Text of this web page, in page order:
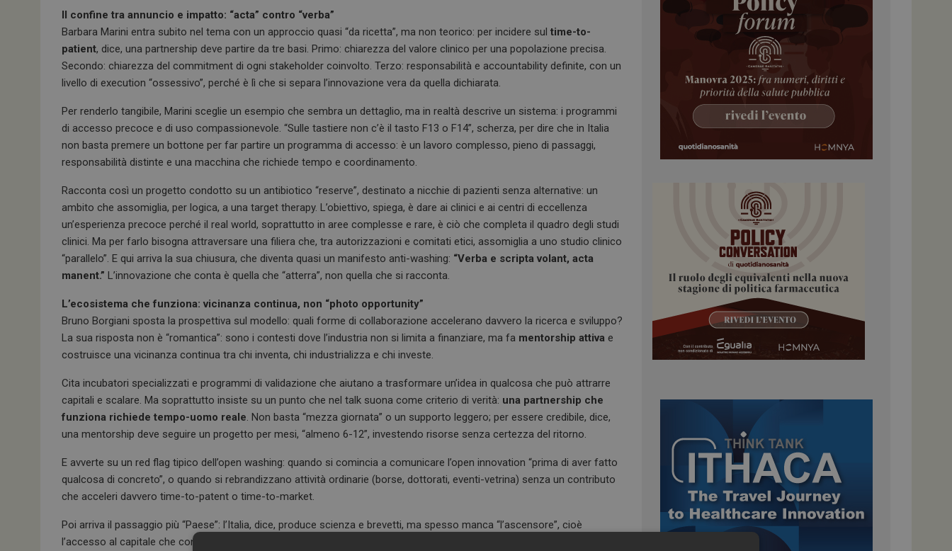
Il confine tra annuncio e impatto: “acta” contro “verba”
Barbara Marini entra subito nel tema con un approccio quasi “da ricetta”, ma non teorico: per incidere sul time-to-
patient, dice, una partnership deve partire da tre basi. Primo: chiarezza del valore clinico per una popolazione precisa.
Secondo: chiarezza del commitment di ogni stakeholder coinvolto. Terzo: responsabilità e accountability definite, con un
livello di execution “ossessivo”, perché è lì che si separa l’innovazione vera da quella dichiarata.
Per renderlo tangibile, Marini sceglie un esempio che sembra un dettaglio, ma in realtà descrive un sistema: i programmi
di accesso precoce e di uso compassionevole. “Sulle tastiere non c’è il tasto F13 o F14”, scherza, per dire che in Italia
non basta premere un bottone per far partire un programma di accesso: è un lavoro complesso, pieno di passaggi,
responsabilità distinte e una macchina che richiede tempo e coordinamento.
Racconta così un progetto condotto su un antibiotico “reserve”, destinato a nicchie di pazienti senza alternative: un
ambito che assomiglia, per logica, a una target therapy. L’obiettivo, spiega, è dare ai clinici e ai centri di eccellenza
un’esperienza precoce perché il real world, soprattutto in aree complesse e rare, è ciò che completa il quadro degli studi
clinici. Ma per farlo bisogna attraversare una filiera che, tra autorizzazioni e comitati etici, assomiglia a uno studio clinico
“parallelo”. E qui arriva la sua chiusura, che diventa quasi un manifesto anti-washing: “Verba e scripta volant, acta
manent.” L’innovazione che conta è quella che “atterra”, non quella che si racconta.
L’ecosistema che funziona: vicinanza continua, non “photo opportunity”
Bruno Borgiani sposta la prospettiva sul modello: quali forme di collaborazione accelerano davvero la ricerca e sviluppo?
La sua risposta non è “romantica”: sono i contesti dove l’industria non si limita a finanziare, ma fa mentorship attiva e
costruisce una vicinanza continua tra chi inventa, chi industrializza e chi investe.
Cita incubatori specializzati e programmi di validazione che aiutano a trasformare un’idea in qualcosa che può attrarre
capitali e scalare. Ma soprattutto insiste su un punto che nel talk suona come criterio di verità: una partnership che
funziona richiede tempo-uomo reale. Non basta “mezza giornata” o un supporto leggero; per essere credibile, dice,
una mentorship deve seguire un progetto per mesi, “almeno 6-12”, investendo risorse senza certezza del ritorno.
E avverte su un red flag tipico dell’open washing: quando si comincia a comunicare l’open innovation “prima di aver fatto
qualcosa di concreto”, o quando si rebrandizzano attività ordinarie (borse, dottorati, eventi-vetrina) senza un contributo
che acceleri davvero time-to-patent o time-to-market.
Poi arriva il passaggio più “Paese”: l’Italia, dice, produce scienza e brevetti, ma spesso manca “l’ascensore”, cioè
l’accesso al capitale che consente di portare l’innovazione fuori dal laboratorio e dentro una traiettoria scalabile. La sfida,